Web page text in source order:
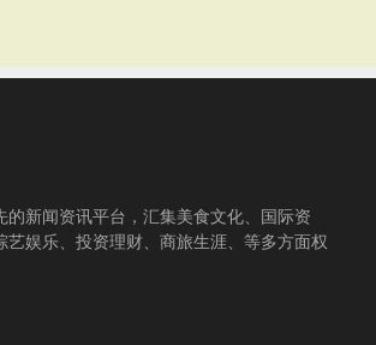
的新闻资讯平台，汇集美食文化、国际资
艺娱乐、投资理财、商旅生涯、等多方面权